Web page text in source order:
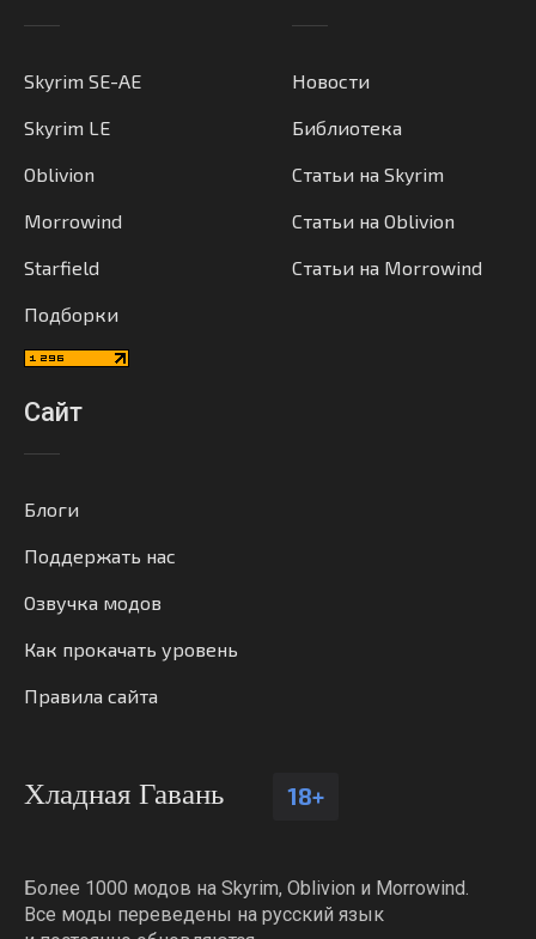
Skyrim SE-AE
Skyrim LE
Oblivion
Morrowind
Starfield
Подборки
Новости
Библиотека
Статьи на Skyrim
Статьи на Oblivion
Статьи на Morrowind
Сайт
Блоги
Поддержать нас
Озвучка модов
Как прокачать уровень
Правила сайта
Хладная Гавань 18+
Более 1000 модов на Skyrim, Oblivion и Morrowind.
Все моды переведены на русский язык